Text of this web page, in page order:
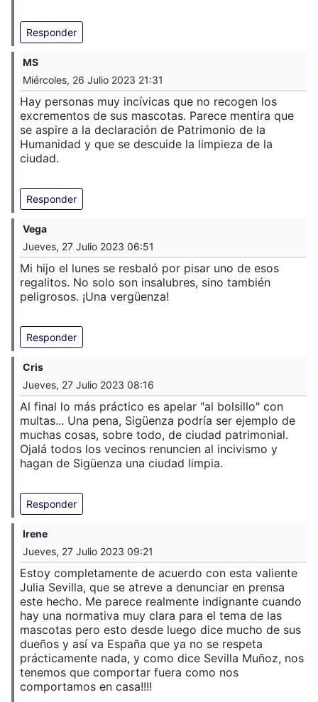
Responder
MS
Miércoles, 26 Julio 2023 21:31
Hay personas muy incívicas que no recogen los
excrementos de sus mascotas. Parece mentira que
se aspire a la declaración de Patrimonio de la
Humanidad y que se descuide la limpieza de la
ciudad.
Responder
Vega
Jueves, 27 Julio 2023 06:51
Mi hijo el lunes se resbaló por pisar uno de esos
regalitos. No solo son insalubres, sino también
peligrosos. ¡Una vergüenza!
Responder
Cris
Jueves, 27 Julio 2023 08:16
Al final lo más práctico es apelar "al bolsillo" con
multas... Una pena, Sigüenza podría ser ejemplo de
muchas cosas, sobre todo, de ciudad patrimonial.
Ojalá todos los vecinos renuncien al incivismo y
hagan de Sigüenza una ciudad limpia.
Responder
Irene
Jueves, 27 Julio 2023 09:21
Estoy completamente de acuerdo con esta valiente
Julia Sevilla, que se atreve a denunciar en prensa
este hecho. Me parece realmente indignante cuando
hay una normativa muy clara para el tema de las
mascotas pero esto desde luego dice mucho de sus
dueños y así va España que ya no se respeta
prácticamente nada, y como dice Sevilla Muñoz, nos
tenemos que comportar fuera como nos
comportamos en casa!!!!